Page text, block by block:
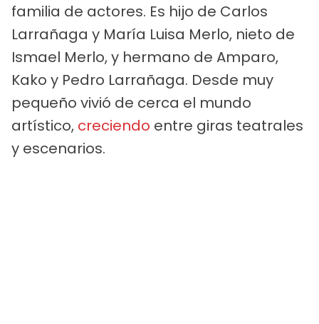
familia de actores. Es hijo de Carlos
Larrañaga y María Luisa Merlo, nieto de
Ismael Merlo, y hermano de Amparo,
Kako y Pedro Larrañaga. Desde muy
pequeño vivió de cerca el mundo
artístico, creciendo entre giras teatrales
y escenarios.